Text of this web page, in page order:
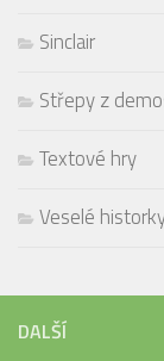
Sinclair
Střepy z
Textové hry
Veselé
DALŠÍ